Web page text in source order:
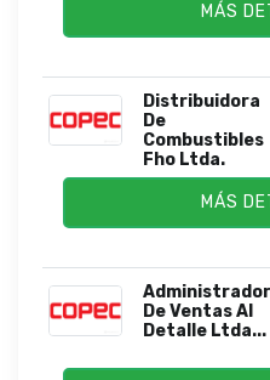
MÁS
Distribuidora
De
Combustibles
Fho Ltda.
MÁS
De Ventas Al
Detalle Ltda...